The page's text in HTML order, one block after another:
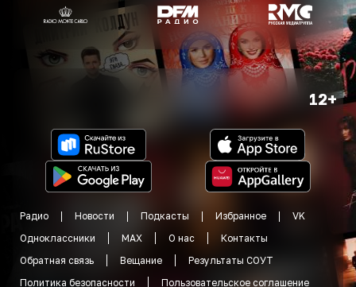
12+
Радио Новости Подкасты Избранное
VK
Одноклассники
MAX О нас
Контакты
Обратная связь
Вещание
Результаты СОУТ
Политика безопасности
Пользовательское соглашение